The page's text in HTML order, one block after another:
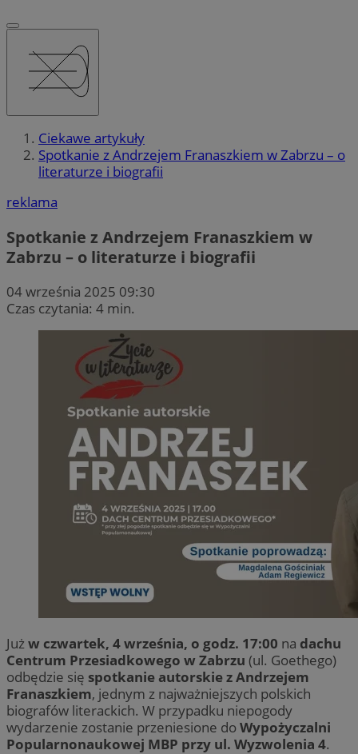
Ciekawe artykuły
Spotkanie z Andrzejem Franaszkiem w Zabrzu – o
literaturze i biografii
reklama
Spotkanie z Andrzejem Franaszkiem w
Zabrzu – o literaturze i biografii
04 września 2025 09:30
Czas czytania: 4 min.
Jużw czwartek, 4 września, o godz. 17:00 na dachu
Centrum Przesiadkowego w Zabrzu (ul. Goethego)
odbędzie się spotkanie autorskie z Andrzejem
Franaszkiem, jednym z najważniejszych polskich
biografów literackich. W przypadku niepogody
wydarzenie zostanie przeniesione doWypożyczalni
Popularnonaukowej MBP przy ul. Wyzwolenia 4.